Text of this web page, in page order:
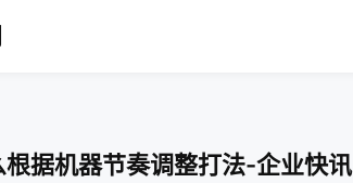
据机器节奏调整打法-企业快讯